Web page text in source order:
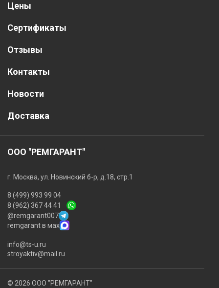
Цены
Сертификаты
Отзывы
Контакты
Новости
Доставка
ООО "РЕМГАРАНТ"
г. Москва, ул. Новинский б-р, д.18, стр.1
8 (499) 993 99 04
8 (962) 367 44 41
@remgarant007
remgarant в мах
info@ts-u.ru
stroyaktiv@mail.ru
© 2026 ООО "РЕМГАРАНТ"